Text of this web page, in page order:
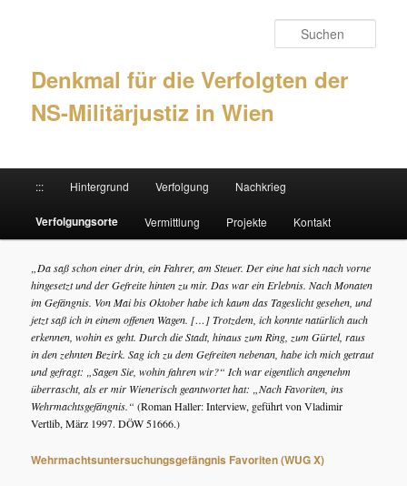
Denkmal für die Verfolgten der
NS-Militärjustiz in Wien
Zum Inhalt wechseln
Zum sekundären Inhalt wechseln
::: Hintergrund Verfolgung Nachkrieg
Verfolgungsorte Vermittlung Projekte Kontakt
„Da saß schon einer drin, ein Fahrer, am Steuer. Der eine hat sich nach vorne
hingesetzt und der Gefreite hinten zu mir. Das war ein Erlebnis. Nach Monaten
im Gefängnis. Von Mai bis Oktober habe ich kaum das Tageslicht gesehen, und
jetzt saß ich in einem offenen Wagen. […] Trotzdem, ich konnte natürlich auch
erkennen, wohin es geht. Durch die Stadt, hinaus zum Ring, zum Gürtel, raus
in den zehnten Bezirk. Sag ich zu dem Gefreiten nebenan, habe ich mich getraut
und gefragt: „Sagen Sie, wohin fahren wir?“ Ich war eigentlich angenehm
überrascht, als er mir Wienerisch geantwortet hat: „Nach Favoriten, ins
Wehrmachtsgefängnis.“(Roman Haller: Interview, geführt von Vladimir
Vertlib, März 1997. DÖW 51666.)
Wehrmachtsuntersuchungsgefängnis Favoriten (WUG X)